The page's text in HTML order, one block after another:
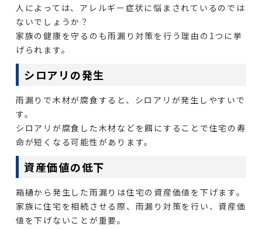
人によっては、アレルギー症状に悩まされているのでは
ないでしょうか？
家族の健康を守るのも雨漏り対策を行う理由の1つに挙
げられます。
シロアリの発生
雨漏りで木材が腐食すると、シロアリが発生しやすいで
す。
シロアリが腐食した木材などを餌にすることで住宅の寿
命が短くなる可能性があります。
資産価値の低下
箱樋から発生した雨漏りは住宅の資産価値を下げます。
家族に住宅を相続させる際、雨漏り対策を行い、資産価
値を下げないことが重要。